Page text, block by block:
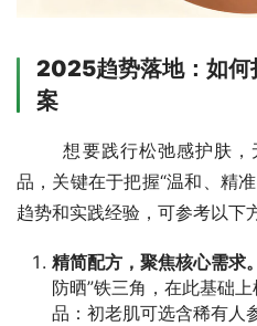
2025趋势落地：如何
案
       想要践行松弛感护肤，无需复杂的步骤和昂贵的产
品，关键在于把握“温和、精
趋势和实践经验，可参考以下
精简配方，聚焦核心需求。
防晒”铁三角，在此基础
品：初老肌可选含稀有